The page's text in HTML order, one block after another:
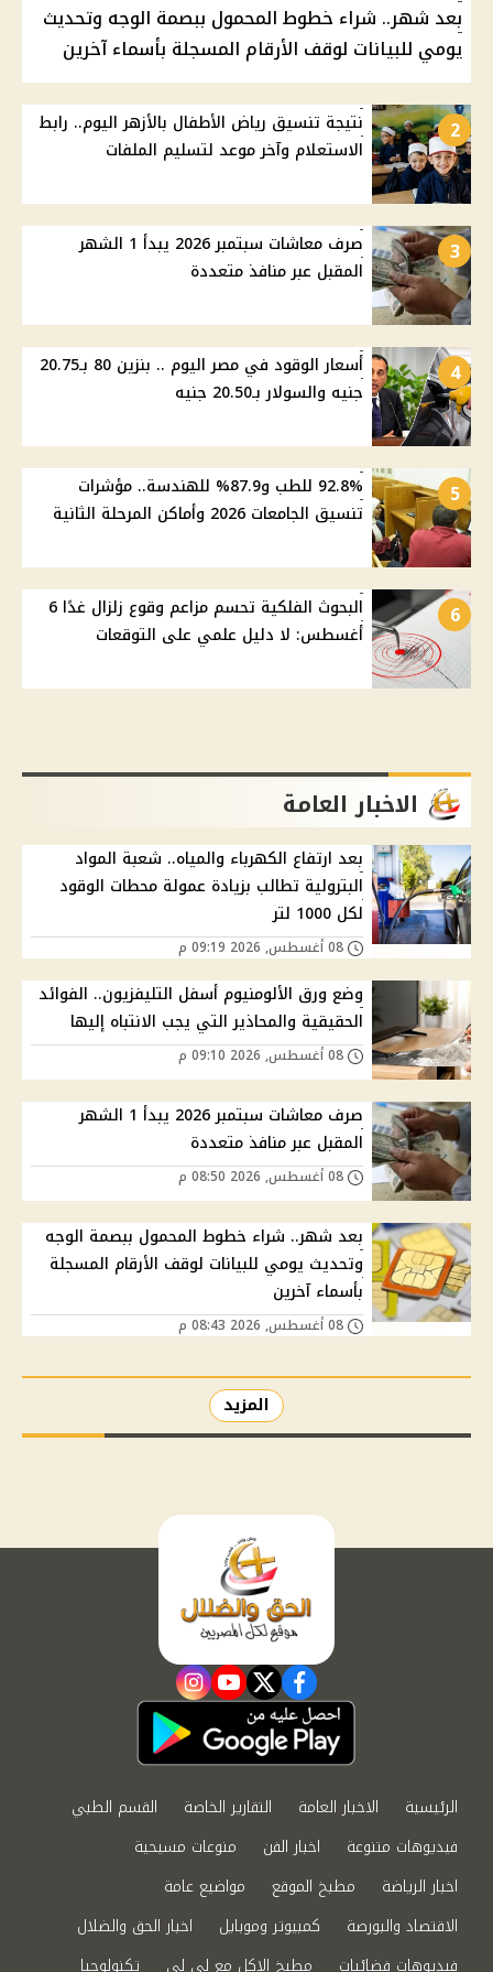
بعد شهر.. شراء خطوط المحمول ببصمة الوجه وتحديث
يومي للبيانات لوقف الأرقام المسجلة بأسماء آخرين
2
نتيجة تنسيق رياض الأطفال بالأزهر اليوم.. رابط
الاستعلام وآخر موعد لتسليم الملفات
3
صرف معاشات سبتمبر 2026 يبدأ 1 الشهر
المقبل عبر منافذ متعددة
4
أسعار الوقود في مصر اليوم .. بنزين 80 بـ20.75
جنيه والسولار بـ20.50 جنيه
5
92.8% للطب و87.9% للهندسة.. مؤشرات
تنسيق الجامعات 2026 وأماكن المرحلة الثانية
6
البحوث الفلكية تحسم مزاعم وقوع زلزال غدًا 6
أغسطس: لا دليل علمي على التوقعات
الاخبار العامة
بعد ارتفاع الكهرباء والمياه.. شعبة المواد
البترولية تطالب بزيادة عمولة محطات الوقود
لكل 1000 لتر
وضع ورق الألومنيوم أسفل التليفزيون.. الفوائد
الحقيقية والمحاذير التي يجب الانتباه إليها
صرف معاشات سبتمبر 2026 يبدأ 1 الشهر
المقبل عبر منافذ متعددة
بعد شهر.. شراء خطوط المحمول ببصمة الوجه
وتحديث يومي للبيانات لوقف الأرقام المسجلة
بأسماء آخرين
المزيد
facebook
twitter
youtube
instagram
الرئيسية الاخبار العامة التقارير الخاصة
القسم الطبي
فيديوهات متنوعة
اخبار الفن
منوعات مسيحية
اخبار الرياضة
مطبخ الموقع
مواضيع عامة
الاقتصاد والبورصة
كمبيوتر وموبايل
اخبار الحق والضلال